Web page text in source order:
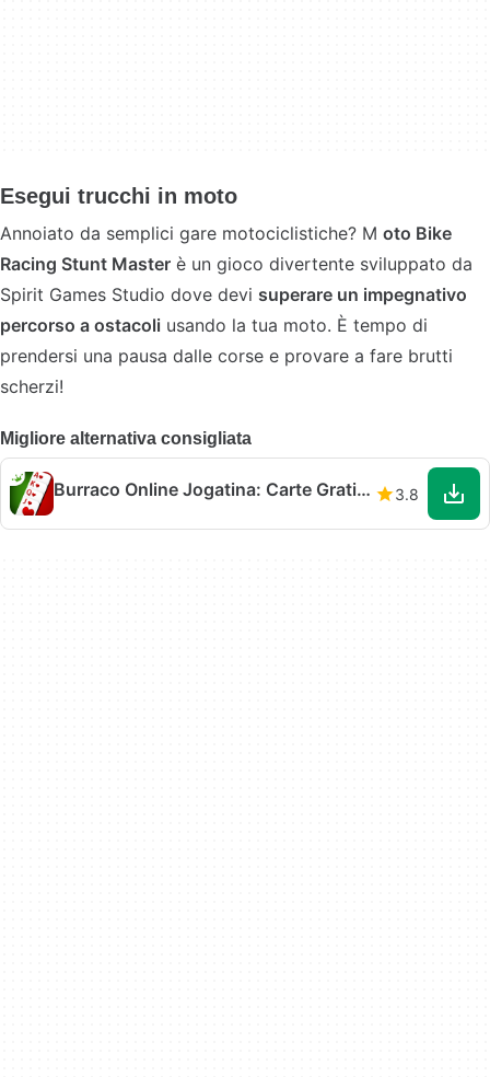
Esegui trucchi in moto
Annoiato da semplici gare motociclistiche? M oto Bike
Racing Stunt Master è un gioco divertente sviluppato da
Spirit Games Studio dove devi superare un impegnativo
percorso a ostacoli usando la tua moto. È tempo di
prendersi una pausa dalle corse e provare a fare brutti
scherzi!
Migliore alternativa consigliata
Burraco Online Jogatina: Carte Gratis Italiano 3.8